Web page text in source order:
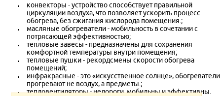
конвекторы - устройство способствует правильной
циркуляции воздуха, что позволяет ускорить процесс
обогрева, без сжигания кислорода помещения.;
масляные обогреватели - мобильность в сочетании с
потрясающей эффективностью;
тепловые завесы - предназначены для сохранения
комфортной температуры внутри помещения;
тепловые пушки - рекордсмены скорости обогрева
помещений;
инфракрасные - это «искусственное солнце», обогреватели
прогревают не воздух, а предметы.;
тепловентиляторы - недороги, мобильны и эффективны.